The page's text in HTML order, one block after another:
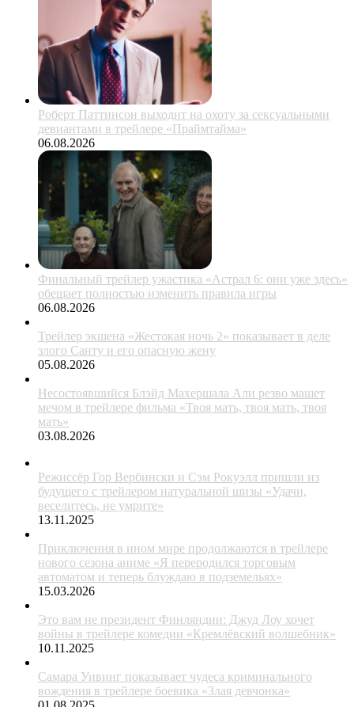
Роберт Паттинсон выходит на охоту за сексуальными
девиантами в трейлере «Праймтайма»
06.08.2026
Финальный трейлер ужастика «Астрал 6: они уже здесь»
обещает полностью изменить правила игры
06.08.2026
Трейлер экшена «Жестокая ночь 2» показывает в деле
злого Санту и его опасную жену
05.08.2026
Несостоявшийся Блэйд Махершала Али резво машет
мечом в трейлере фильма «Твоя мать, твоя мать, твоя
мать»
03.08.2026
Режиссёр Гор Вербински и Сэм Рокуэлл пришли из
будущего с трейлером натуральной шизы «Удачи,
веселитесь, не умрите»
13.11.2025
Приключения в ином мире продолжаются в трейлере
нового сезона аниме «Я переродился торговым
автоматом и теперь блуждаю в подземельях»
15.03.2026
Это вам не президент Финляндии: Джуд Лоу хочет
войны в трейлере комедии «Кремлёвский волшебник»
10.11.2025
Самара Уивинг показывает чудеса криминального
вождения в трейлере боевика «Злая девчонка»